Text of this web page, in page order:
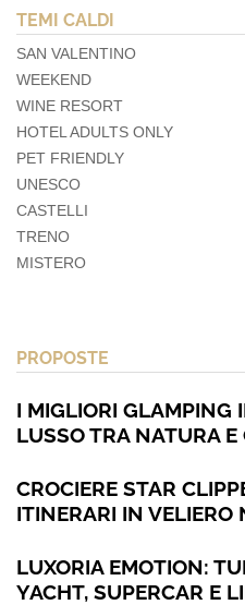
TEMI CALDI
SAN VALENTINO
WEEKEND
WINE RESORT
HOTEL ADULTS ONLY
PET FRIENDLY
UNESCO
CASTELLI
TRENO
MISTERO
PROPOSTE
I MIGLIORI GLAMPING
LUSSO TRA NATURA E
CROCIERE STAR
ITINERARI IN VELIERO
LUXORIA EMOTION:
YACHT, SUPERCAR E